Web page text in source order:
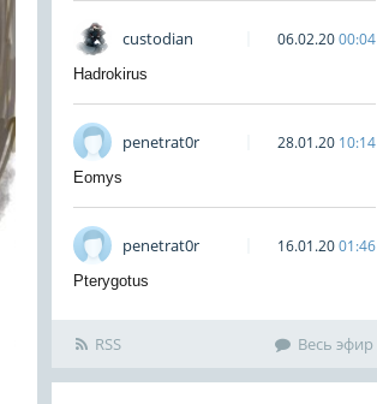
custodian 06.02.2000:04
Hadrokirus
penetrat0r 28.01.20 10:14
Eomys
penetrat0r 16.01.2001:46
Pterygotus
RSS Весь эфир